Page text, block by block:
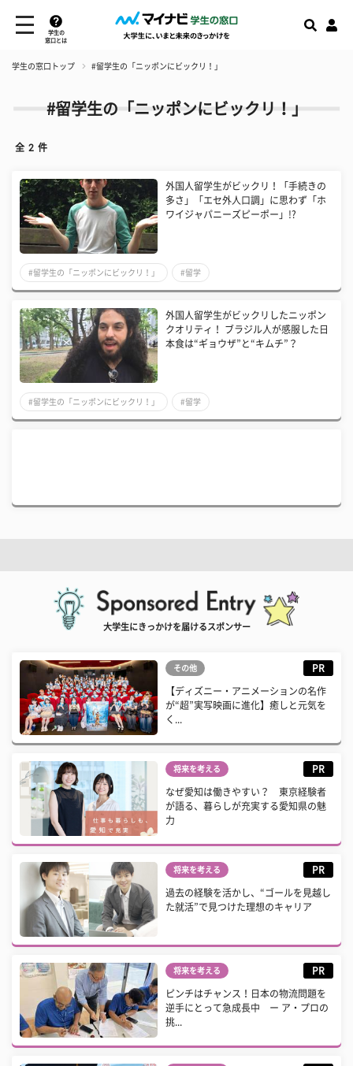
学生の
窓口とは
学生の窓口トップ #留学生の「ニッポンにビックリ！」
#留学生の「ニッポンにビックリ！」
全 2 件
外国人留学生がビックリ！「手続きの
多さ」「エセ外人口調」に思わず「ホ
ワイジャパニーズピーポー」!?
#留学生の「ニッポンにビックリ！」 #留学
外国人留学生がビックリしたニッポン
クオリティ！ ブラジル人が感服した日
本食は“ギョウザ”と“キムチ”？
#留学生の「ニッポンにビックリ！」 #留学
大学生にきっかけを届けるスポンサー
その他 PR
【ディズニー・アニメーションの名作
が“超”実写映画に進化】癒しと元気を
く...
将来を考える PR
なぜ愛知は働きやすい？ 東京経験者
が語る、暮らしが充実する愛知県の魅
力
将来を考える PR
過去の経験を活かし、“ゴールを見越し
た就活”で見つけた理想のキャリア
将来を考える PR
ピンチはチャンス！日本の物流問題を
逆手にとって急成長中 ー ア・プロの
挑...